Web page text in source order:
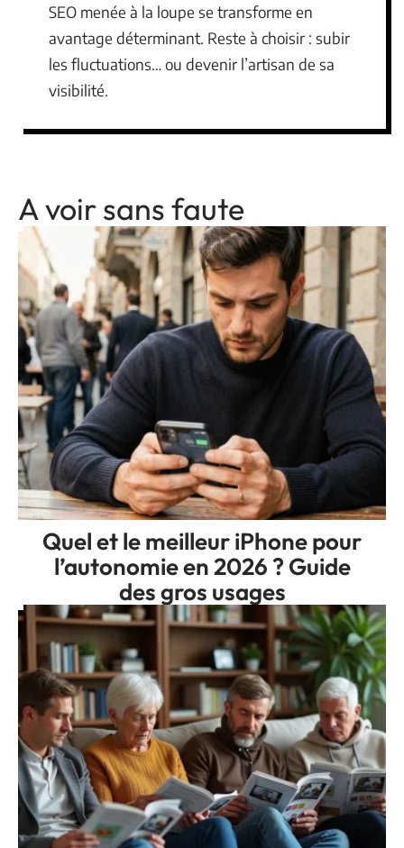
SEO menée à la loupe se transforme en
avantage déterminant. Reste à choisir : subir
les fluctuations… ou devenir l’artisan de sa
visibilité.
A voir sans faute
Quel et le meilleur iPhone pour
l’autonomie en 2026 ? Guide
des gros usages